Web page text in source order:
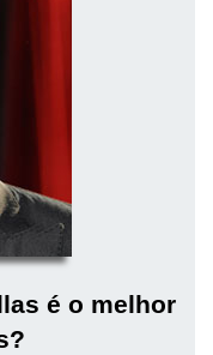
é o melhor